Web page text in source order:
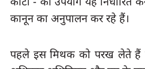
कानून का अनुपालन कर रहे हैं।
पहले इस मिथक को परख लेते हैं